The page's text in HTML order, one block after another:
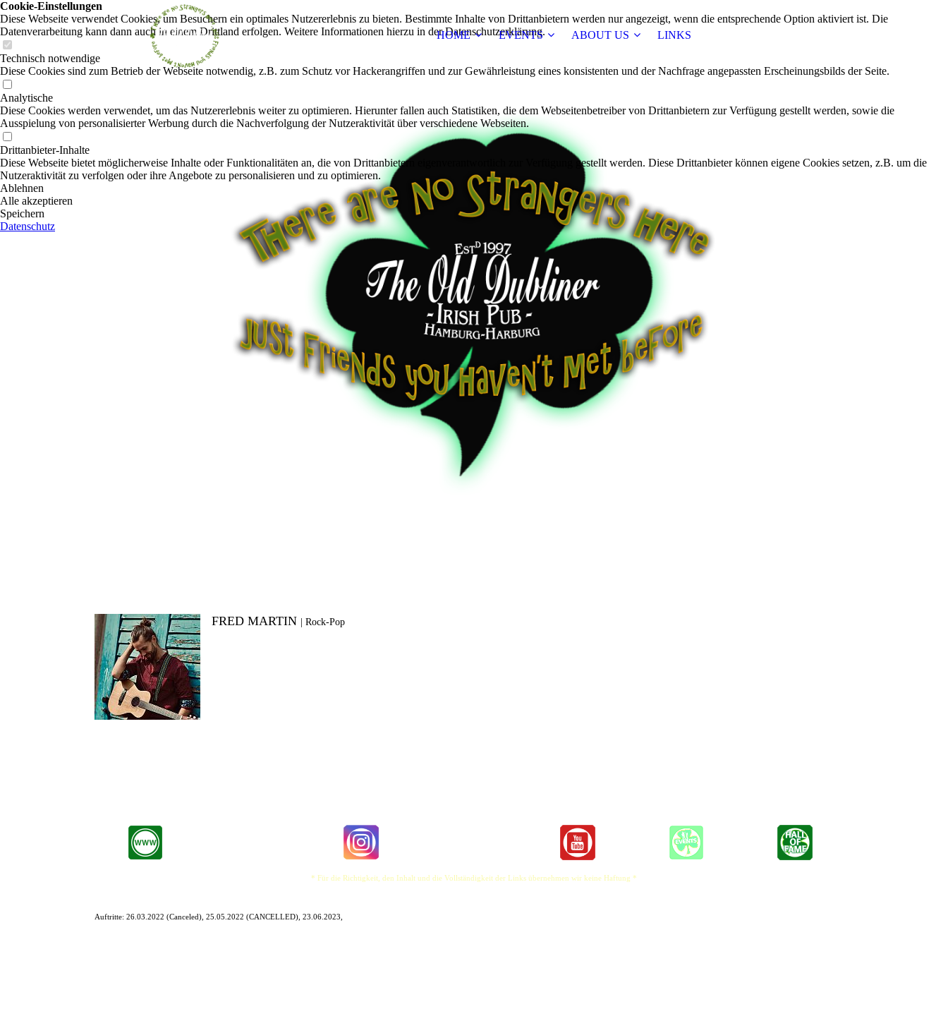
HOME EVENTS ABOUT US LINKS
FRED MARTIN |Rock-Pop
* Für die Richtigkeit, den Inhalt und die Vollständigkeit der Links übernehmen wir keine Haftung *
Auftritte: 26.03.2022 (Canceled), 25.05.2022 (CANCELLED), 23.06.2023,
Cookie-Einstellungen
Diese Webseite verwendet Cookies, um Besuchern ein optimales Nutzererlebnis zu bieten. Bestimmte Inhalte von Drittanbietern werden nur angezeigt, wenn die entsprechende Option aktiviert ist. Die
Datenverarbeitung kann dann auch in einem Drittland erfolgen. Weitere Informationen hierzu in der Datenschutzerklärung.
Technisch notwendige
Diese Cookies sind zum Betrieb der Webseite notwendig, z.B. zum Schutz vor Hackerangriffen und zur Gewährleistung eines konsistenten und der Nachfrage angepassten Erscheinungsbilds der Seite.
Analytische
Diese Cookies werden verwendet, um das Nutzererlebnis weiter zu optimieren. Hierunter fallen auch Statistiken, die dem Webseitenbetreiber von Drittanbietern zur Verfügung gestellt werden, sowie die
Ausspielung von personalisierter Werbung durch die Nachverfolgung der Nutzeraktivität über verschiedene Webseiten.
Drittanbieter-Inhalte
Diese Webseite bietet möglicherweise Inhalte oder Funktionalitäten an, die von Drittanbietern eigenverantwortlich zur Verfügung gestellt werden. Diese Drittanbieter können eigene Cookies setzen, z.B. um die
Nutzeraktivität zu verfolgen oder ihre Angebote zu personalisieren und zu optimieren.
Ablehnen
Alle akzeptieren
Speichern
Datenschutz